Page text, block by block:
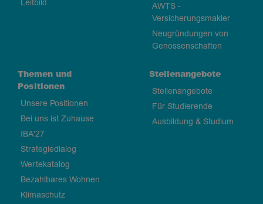
Leitbild
AWTS -
Versicherungsmakler
Neugründungen von
Genossenschaften
Themen und
Positionen
Unsere Positionen
Bei uns ist Zuhause
IBA'27
Strategiedialog
Wertekatalog
Bezahlbares Wohnen
Klimaschutz
Stellenangebote
Stellenangebote
Für Studierende
Ausbildung & Studium